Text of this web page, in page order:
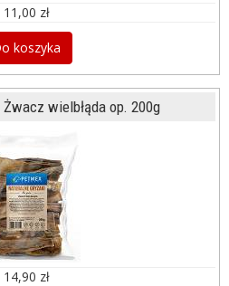
11,00 zł
koszyka
wielbłąda op. 200g
14,90 zł